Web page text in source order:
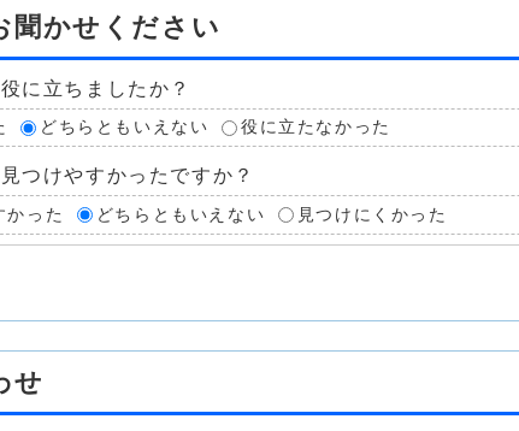
聞かせください
に立ちましたか？
どちらともいえない 役に立たなかった
つけやすかったですか？
かった どちらともいえない 見つけにくかった
せ